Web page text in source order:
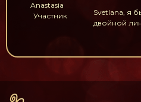
Anastasia
Участник
Svetlana, я
двойной